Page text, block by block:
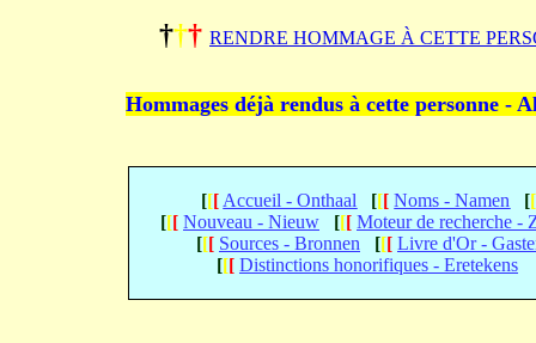
††† RENDRE HOMMAGE À CETTE
Hommages déjà rendus à cette personne -
[[[ Accueil - Onthaal [[[ Noms - Namen [[
[[[ Nouveau - Nieuw [[[ Moteur de recherche -
[[[ Sources - Bronnen [[[ Livre d'Or -
[[[ Distinctions honorifiques - Eretekens